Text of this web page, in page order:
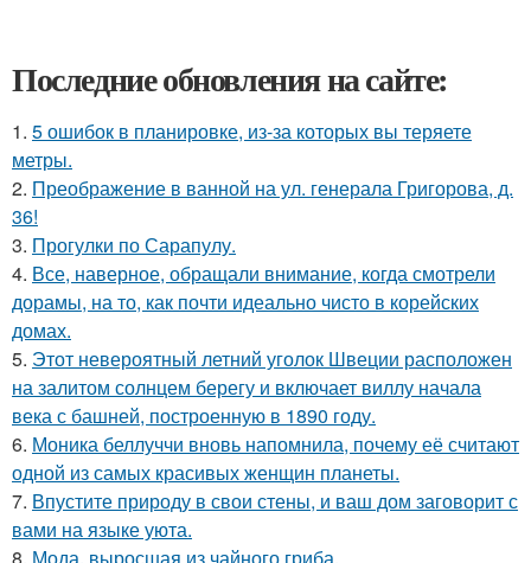
Последние обновления на сайте:
1. 5 ошибок в планировке, из-за которых вы теряете
метры.
2. Преображение в ванной на ул. генерала Григорова, д.
36!
3. Прогулки по Сарапулу.
4. Все, наверное, обращали внимание, когда смотрели
дорамы, на то, как почти идеально чисто в корейских
домах.
5. Этот невероятный летний уголок Швеции расположен
на залитом солнцем берегу и включает виллу начала
века с башней, построенную в 1890 году.
6. Моника беллуччи вновь напомнила, почему её считают
одной из самых красивых женщин планеты.
7. Впустите природу в свои стены, и ваш дом заговорит с
вами на языке уюта.